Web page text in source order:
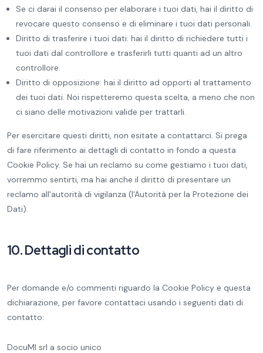
Se ci darai il consenso per elaborare i tuoi dati, hai il diritto di
revocare questo consenso e di eliminare i tuoi dati personali.
Diritto di trasferire i tuoi dati: hai il diritto di richiedere tutti i
tuoi dati dal controllore e trasferirli tutti quanti ad un altro
controllore.
Diritto di opposizione: hai il diritto ad opporti al trattamento
dei tuoi dati. Noi rispetteremo questa scelta, a meno che non
ci siano delle motivazioni valide per trattarli.
Per esercitare questi diritti, non esitate a contattarci. Si prega
di fare riferimento ai dettagli di contatto in fondo a questa
Cookie Policy. Se hai un reclamo su come gestiamo i tuoi dati,
vorremmo sentirti, ma hai anche il diritto di presentare un
reclamo all'autorità di vigilanza (l'Autorità per la Protezione dei
Dati).
10. Dettagli di contatto
Per domande e/o commenti riguardo la Cookie Policy e questa
dichiarazione, per favore contattaci usando i seguenti dati di
contatto:
DocuMI srl a socio unico